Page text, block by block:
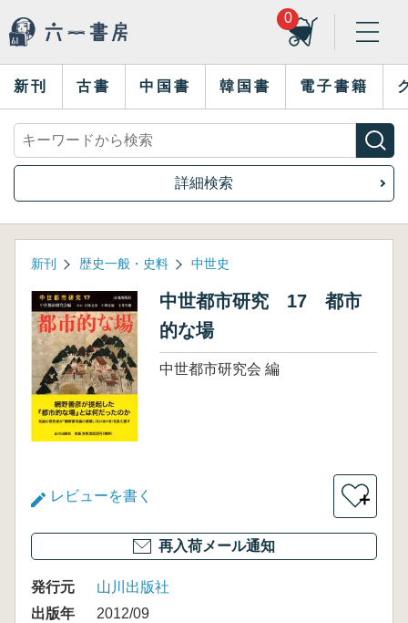
0
新刊 古書 中国書 韓国書 電子書籍
詳細検索
新刊 歴史一般・史料 中世史
中世都市研究 17 都市
的な場
中世都市研究会 編
レビューを書く ＋
再入荷メール通知
発行元
山川出版社
出版年
2012/09